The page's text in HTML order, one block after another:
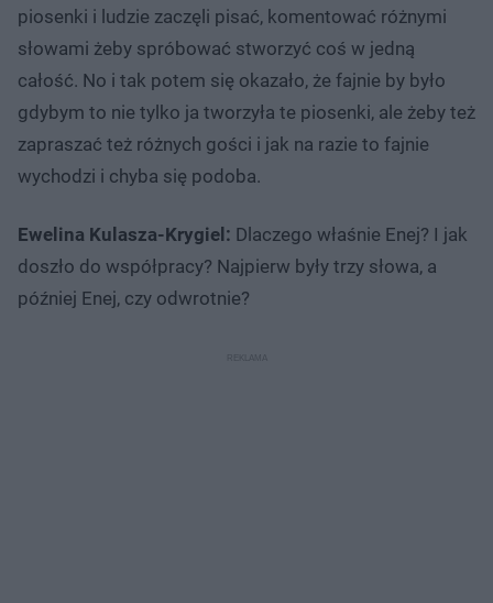
piosenki i ludzie zaczęli pisać, komentować różnymi
słowami żeby spróbować stworzyć coś w jedną
całość. No i tak potem się okazało, że fajnie by było
gdybym to nie tylko ja tworzyła te piosenki, ale żeby też
zapraszać też różnych gości i jak na razie to fajnie
wychodzi i chyba się podoba.
Ewelina Kulasza-Krygiel: Dlaczego właśnie Enej? I jak
doszło do współpracy? Najpierw były trzy słowa, a
później Enej, czy odwrotnie?